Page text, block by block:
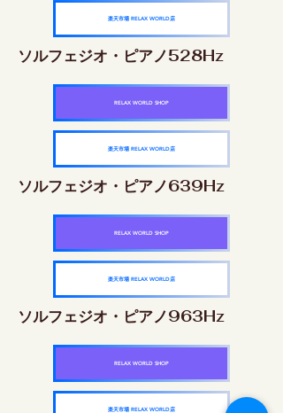
楽天市場 RELAX WORLD店
ソルフェジオ・ピアノ528Hz
RELAX WORLD SHOP
楽天市場 RELAX WORLD店
ソルフェジオ・ピアノ639Hz
RELAX WORLD SHOP
楽天市場 RELAX WORLD店
ソルフェジオ・ピアノ963Hz
RELAX WORLD SHOP
楽天市場 RELAX WORLD店